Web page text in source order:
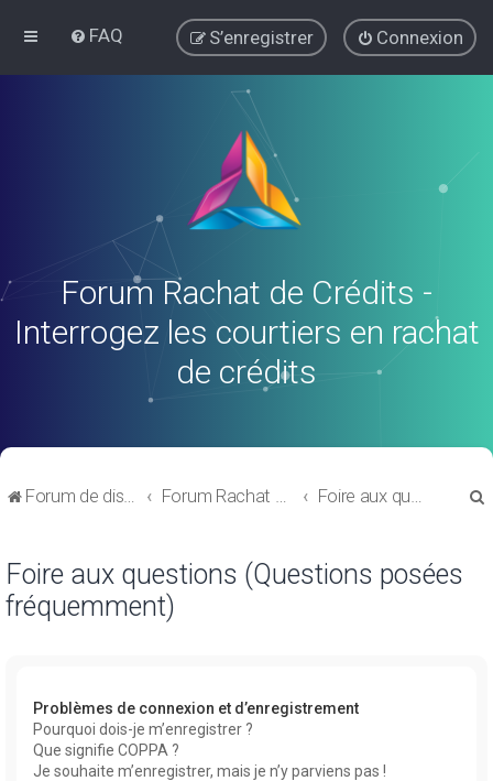
FAQ Connexion
S’enregistrer
Forum Rachat de Crédits -
Interrogez les courtiers en rachat
de crédits
Forum de discussions sur le Regroupement de Crédits et le Rachat de Crédits Forum Rachat de Crédits Foire aux questions (Questions posées fréquemment)
Foire aux questions (Questions posées
fréquemment)
Problèmes de connexion et d’enregistrement
Pourquoi dois-je m’enregistrer ?
Que signifie COPPA ?
Je souhaite m’enregistrer, mais je n’y parviens pas !